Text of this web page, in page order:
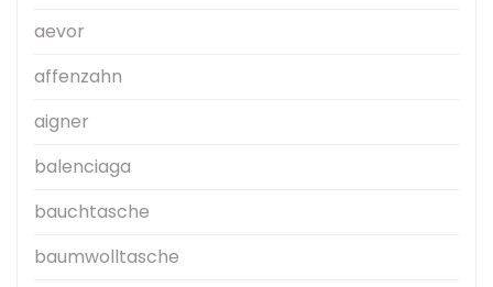
aevor
affenzahn
aigner
balenciaga
bauchtasche
baumwolltasche